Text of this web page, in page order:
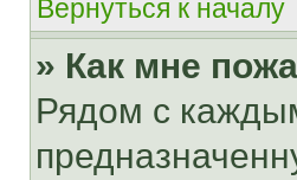
Вернуться к началу
» Как мне
Рядом с